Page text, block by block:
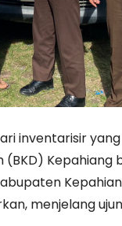
inventarisir
(BKD) Kepahiang
menjelang